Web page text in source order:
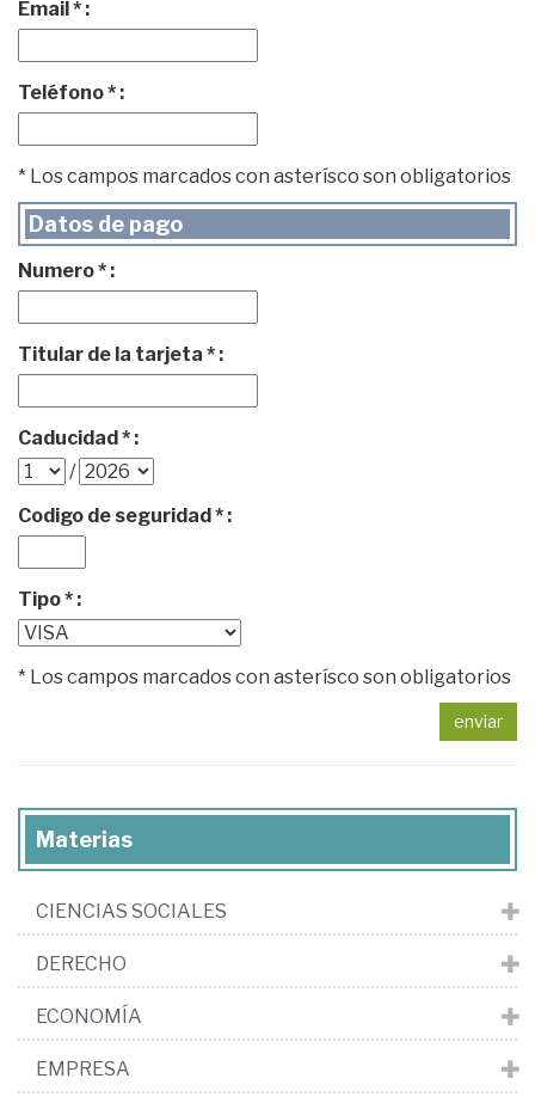
Email * :
Teléfono * :
* Los campos marcados con asterísco son obligatorios
Datos de pago
Numero * :
Titular de la tarjeta * :
Caducidad * :
/
Codigo de seguridad * :
Tipo * :
* Los campos marcados con asterísco son obligatorios
enviar
Materias
CIENCIAS SOCIALES
DERECHO
ECONOMÍA
EMPRESA